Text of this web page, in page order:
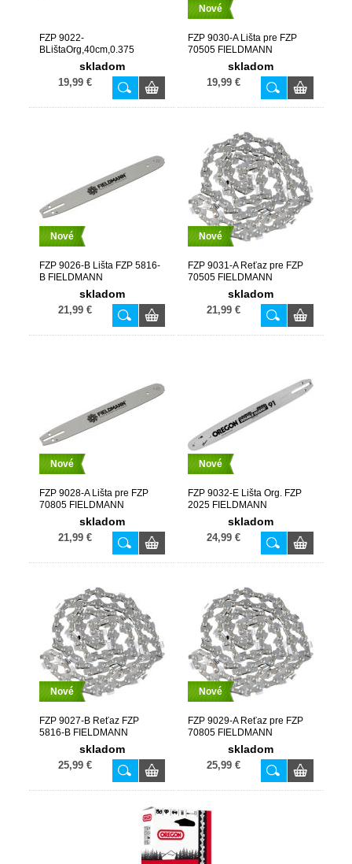
FZP 9022-
BLištaOrg,40cm,0.375
FIELDMANNskladom
19,99 €
Nové
FZP 9030-A Lišta pre FZP
70505 FIELDMANN
skladom
19,99 €
Nové
FZP 9026-B Lišta FZP 5816-
B FIELDMANN
skladom
21,99 €
Nové
FZP 9031-A Reťaz pre FZP
70505 FIELDMANN
skladom
21,99 €
Nové
FZP 9028-A Lišta pre FZP
70805 FIELDMANN
skladom
21,99 €
Nové
FZP 9032-E Lišta Org. FZP
2025 FIELDMANN
skladom
24,99 €
Nové
FZP 9027-B Reťaz FZP
5816-B FIELDMANN
skladom
25,99 €
Nové
FZP 9029-A Reťaz pre FZP
70805 FIELDMANN
skladom
25,99 €